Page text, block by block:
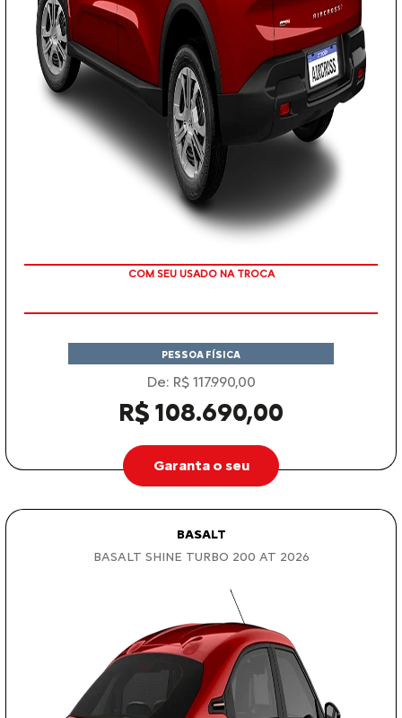
TAXA ZERO EM 12X
PESSOA FÍSICA
De: R$ 117.990,00
R$ 108.690,00
Garanta o seu
BASALT
BASALT SHINE TURBO 200 AT 2026